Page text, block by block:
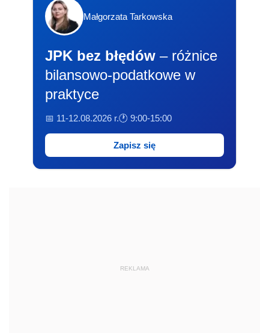
Małgorzata Tarkowska
JPK bez błędów – różnice
bilansowo-podatkowe w
praktyce
📅 11-12.08.2026 r.🕐 9:00-15:00
Zapisz się
REKLAMA